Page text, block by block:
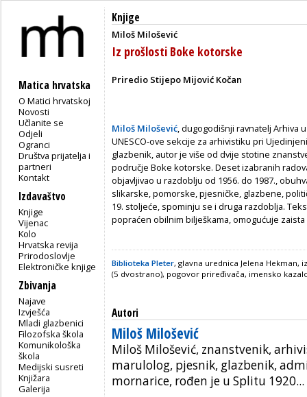
Matica hrvatska
O Matici hrvatskoj
Novosti
Učlanite se
Odjeli
Ogranci
Društva prijatelja i
partneri
Kontakt
Izdavaštvo
Knjige
Vijenac
Kolo
Hrvatska revija
Prirodoslovlje
Elektroničke knjige
Zbivanja
Najave
Izvješća
Mladi glazbenici
Filozofska škola
Komunikološka
škola
Medijski susreti
Knjižara
Galerija
Knjige
Miloš Milošević
Iz prošlosti Boke kotorske
Priredio Stijepo Mijović Kočan
Miloš Milošević, dugogodišnji ravnatelj Arhiva
UNESCO-ove sekcije za arhivistiku pri
glazbenik, autor je više od dvije stotine
područje Boke kotorske. Deset izabranih
objavljivao u razdoblju od 1956. do 1987.,
slikarske, pomorske, pjesničke, glazbene,
19. stoljeće, spominju se i druga razdoblja.
popraćen obilnim bilješkama, omogućuje
Biblioteka Pleter, glavna urednica Jelena Hekman,
(5 dvostrano), pogovor priređivača, imensko
Autori
Miloš Milošević
Miloš Milošević, znanstvenik,
marulolog, pjesnik, glazbenik,
mornarice, rođen je u Splitu 1920...